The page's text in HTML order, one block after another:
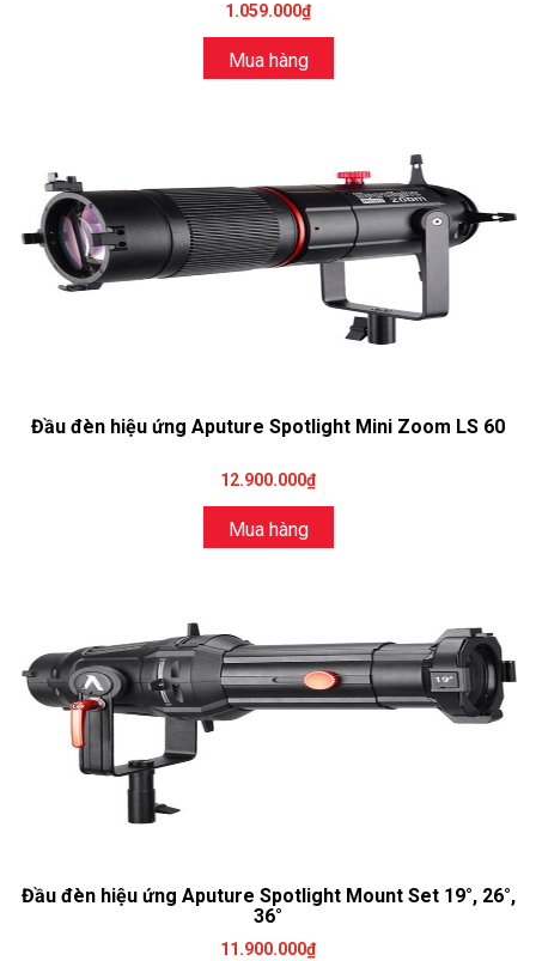
1.059.000₫
Mua hàng
Đầu đèn hiệu ứng Aputure Spotlight Mini Zoom LS 60
12.900.000₫
Mua hàng
Đầu đèn hiệu ứng Aputure Spotlight Mount Set 19°, 26°,
36°
11.900.000₫